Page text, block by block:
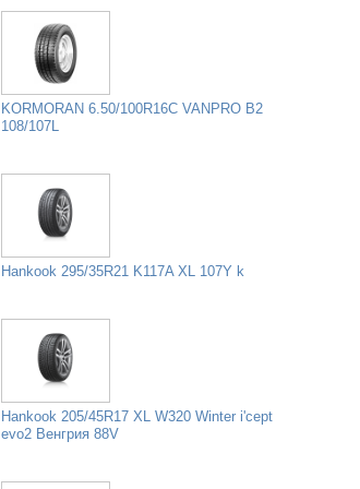
KORMORAN 6.50/100R16C VANPRO B2
108/107L
Hankook 295/35R21 K117A XL 107Y k
Hankook 205/45R17 XL W320 Winter i'cept
evo2 Венгрия 88V